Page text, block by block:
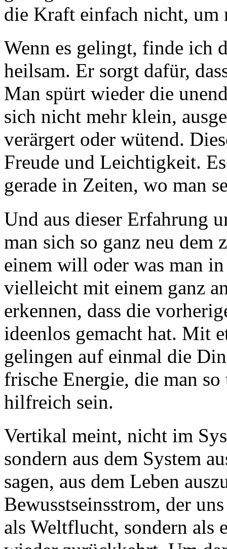
die Kraft einfach nicht, um
Wenn es gelingt, finde ich
heilsam. Er sorgt dafür,
Man spürt wieder die
sich nicht mehr klein,
verärgert oder wütend.
Freude und Leichtigkeit.
gerade in Zeiten, wo man
Und aus dieser Erfahrung
man sich so ganz neu dem
einem will oder was man
vielleicht mit einem ganz
erkennen, dass die
ideenlos gemacht hat. Mit
gelingen auf einmal die
frische Energie, die man
hilfreich sein.
Vertikal meint, nicht im
sondern aus dem System
sagen, aus dem Leben
Bewusstseinsstrom, der
als Weltflucht, sondern als